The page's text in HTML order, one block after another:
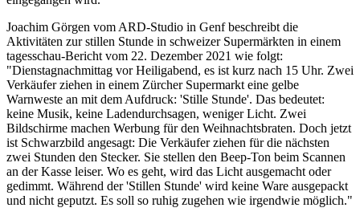
Joachim Görgen vom ARD-Studio in Genf beschreibt die
Aktivitäten zur stillen Stunde in schweizer Supermärkten in einem
tagesschau-Bericht vom 22. Dezember 2021 wie folgt:
"Dienstagnachmittag vor Heiligabend, es ist kurz nach 15 Uhr. Zwei
Verkäufer ziehen in einem Zürcher Supermarkt eine gelbe
Warnweste an mit dem Aufdruck: 'Stille Stunde'. Das bedeutet:
keine Musik, keine Ladendurchsagen, weniger Licht. Zwei
Bildschirme machen Werbung für den Weihnachtsbraten. Doch jetzt
ist Schwarzbild angesagt: Die Verkäufer ziehen für die nächsten
zwei Stunden den Stecker. Sie stellen den Beep-Ton beim Scannen
an der Kasse leiser. Wo es geht, wird das Licht ausgemacht oder
gedimmt. Während der 'Stillen Stunde' wird keine Ware ausgepackt
und nicht geputzt. Es soll so ruhig zugehen wie irgendwie möglich."